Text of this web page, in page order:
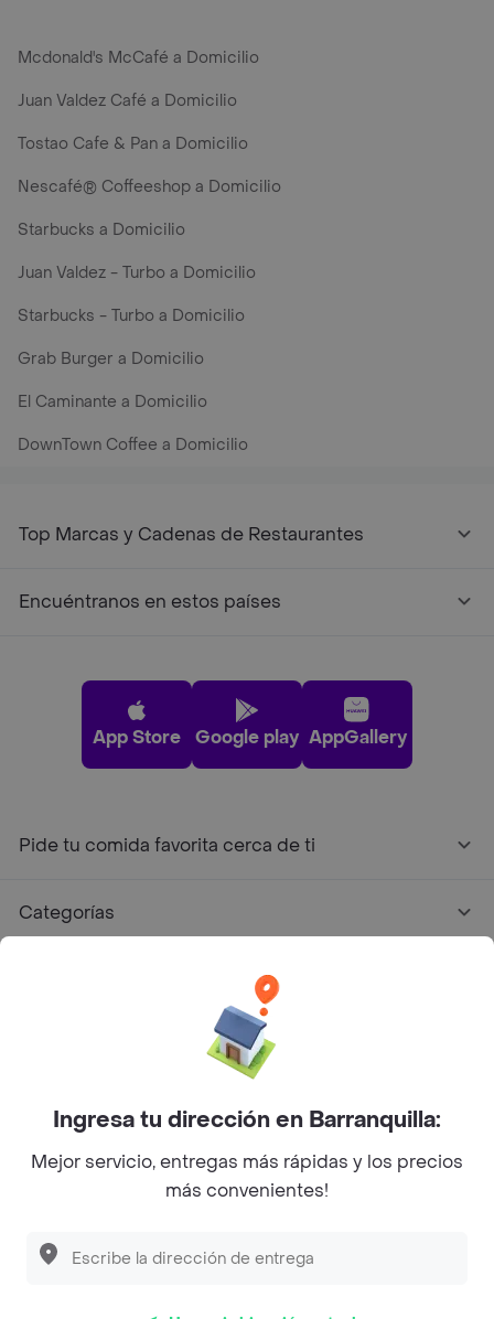
Mcdonald's McCafé a Domicilio
Juan Valdez Café a Domicilio
Tostao Cafe & Pan a Domicilio
Nescafé® Coffeeshop a Domicilio
Starbucks a Domicilio
Juan Valdez - Turbo a Domicilio
Starbucks - Turbo a Domicilio
Grab Burger a Domicilio
El Caminante a Domicilio
DownTown Coffee a Domicilio
Top Marcas y Cadenas de Restaurantes
Encuéntranos en estos países
App Store Google play AppGallery
Pide tu comida favorita cerca de ti
Categorías
Facebook
TwitterInstagram
©2026Rappi Inc. All rights reserved.
Ingresa tu dirección en Barranquilla:
Mejor servicio, entregas más rápidas y los precios
más convenientes!